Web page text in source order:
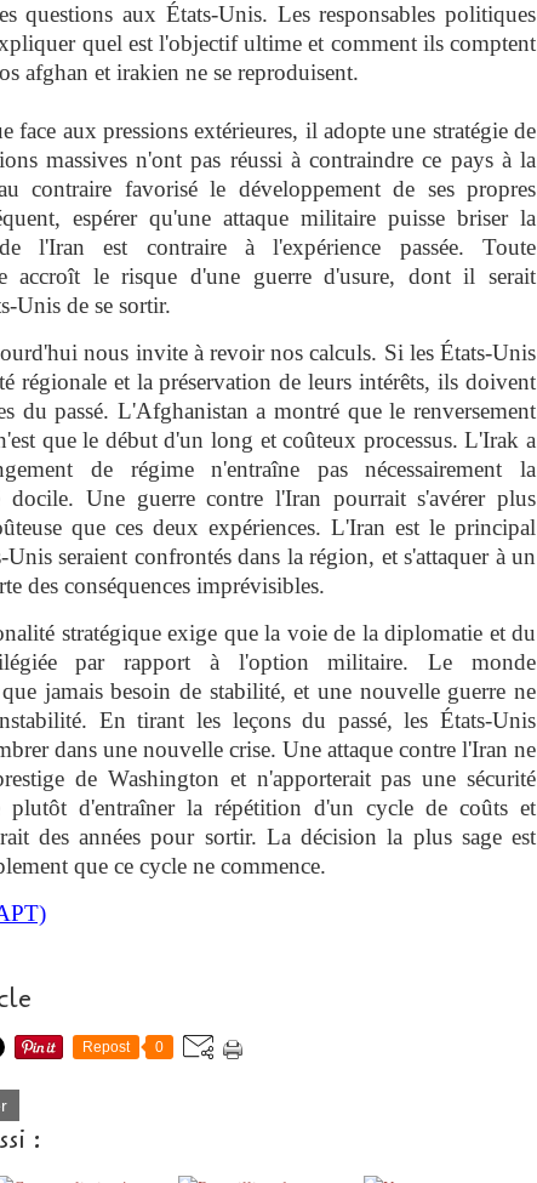
questions aux États-Unis. Les responsables politiques
quel est l'objectif ultime et comment ils comptent
afghan et irakien ne se reproduisent.
face aux pressions extérieures, il adopte une stratégie de
massives n'ont pas réussi à contraindre ce pays à la
contraire favorisé le développement de ses propres
espérer qu'une attaque militaire puisse briser la
l'Iran est contraire à l'expérience passée. Toute
accroît le risque d'une guerre d'usure, dont il serait
Unis de se sortir.
nous invite à revoir nos calculs. Si les États-Unis
régionale et la préservation de leurs intérêts, ils doivent
du passé. L'Afghanistan a montré que le renversement
que le début d'un long et coûteux processus. L'Irak a
de régime n'entraîne pas nécessairement la
Une guerre contre l'Iran pourrait s'avérer plus
que ces deux expériences. L'Iran est le principal
seraient confrontés dans la région, et s'attaquer à un
des conséquences imprévisibles.
stratégique exige que la voie de la diplomatie et du
par rapport à l'option militaire. Le monde
jamais besoin de stabilité, et une nouvelle guerre ne
En tirant les leçons du passé, les États-Unis
dans une nouvelle crise. Une attaque contre l'Iran ne
de Washington et n'apporterait pas une sécurité
plutôt d'entraîner la répétition d'un cycle de coûts et
des années pour sortir. La décision la plus sage est
que ce cycle ne commence.
Repost 0
: